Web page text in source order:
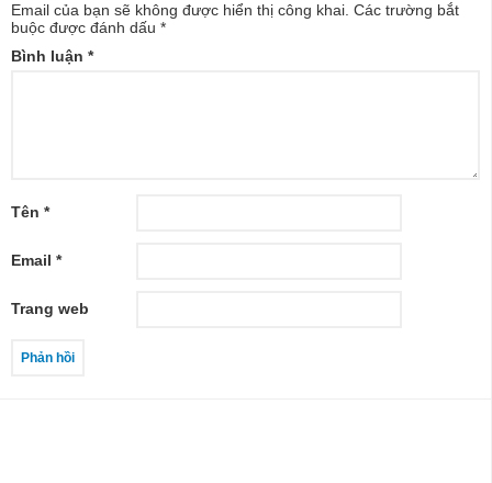
Email của bạn sẽ không được hiển thị công khai. Các trường bắt
buộc được đánh dấu *
Bình luận *
Tên *
Email *
Trang web